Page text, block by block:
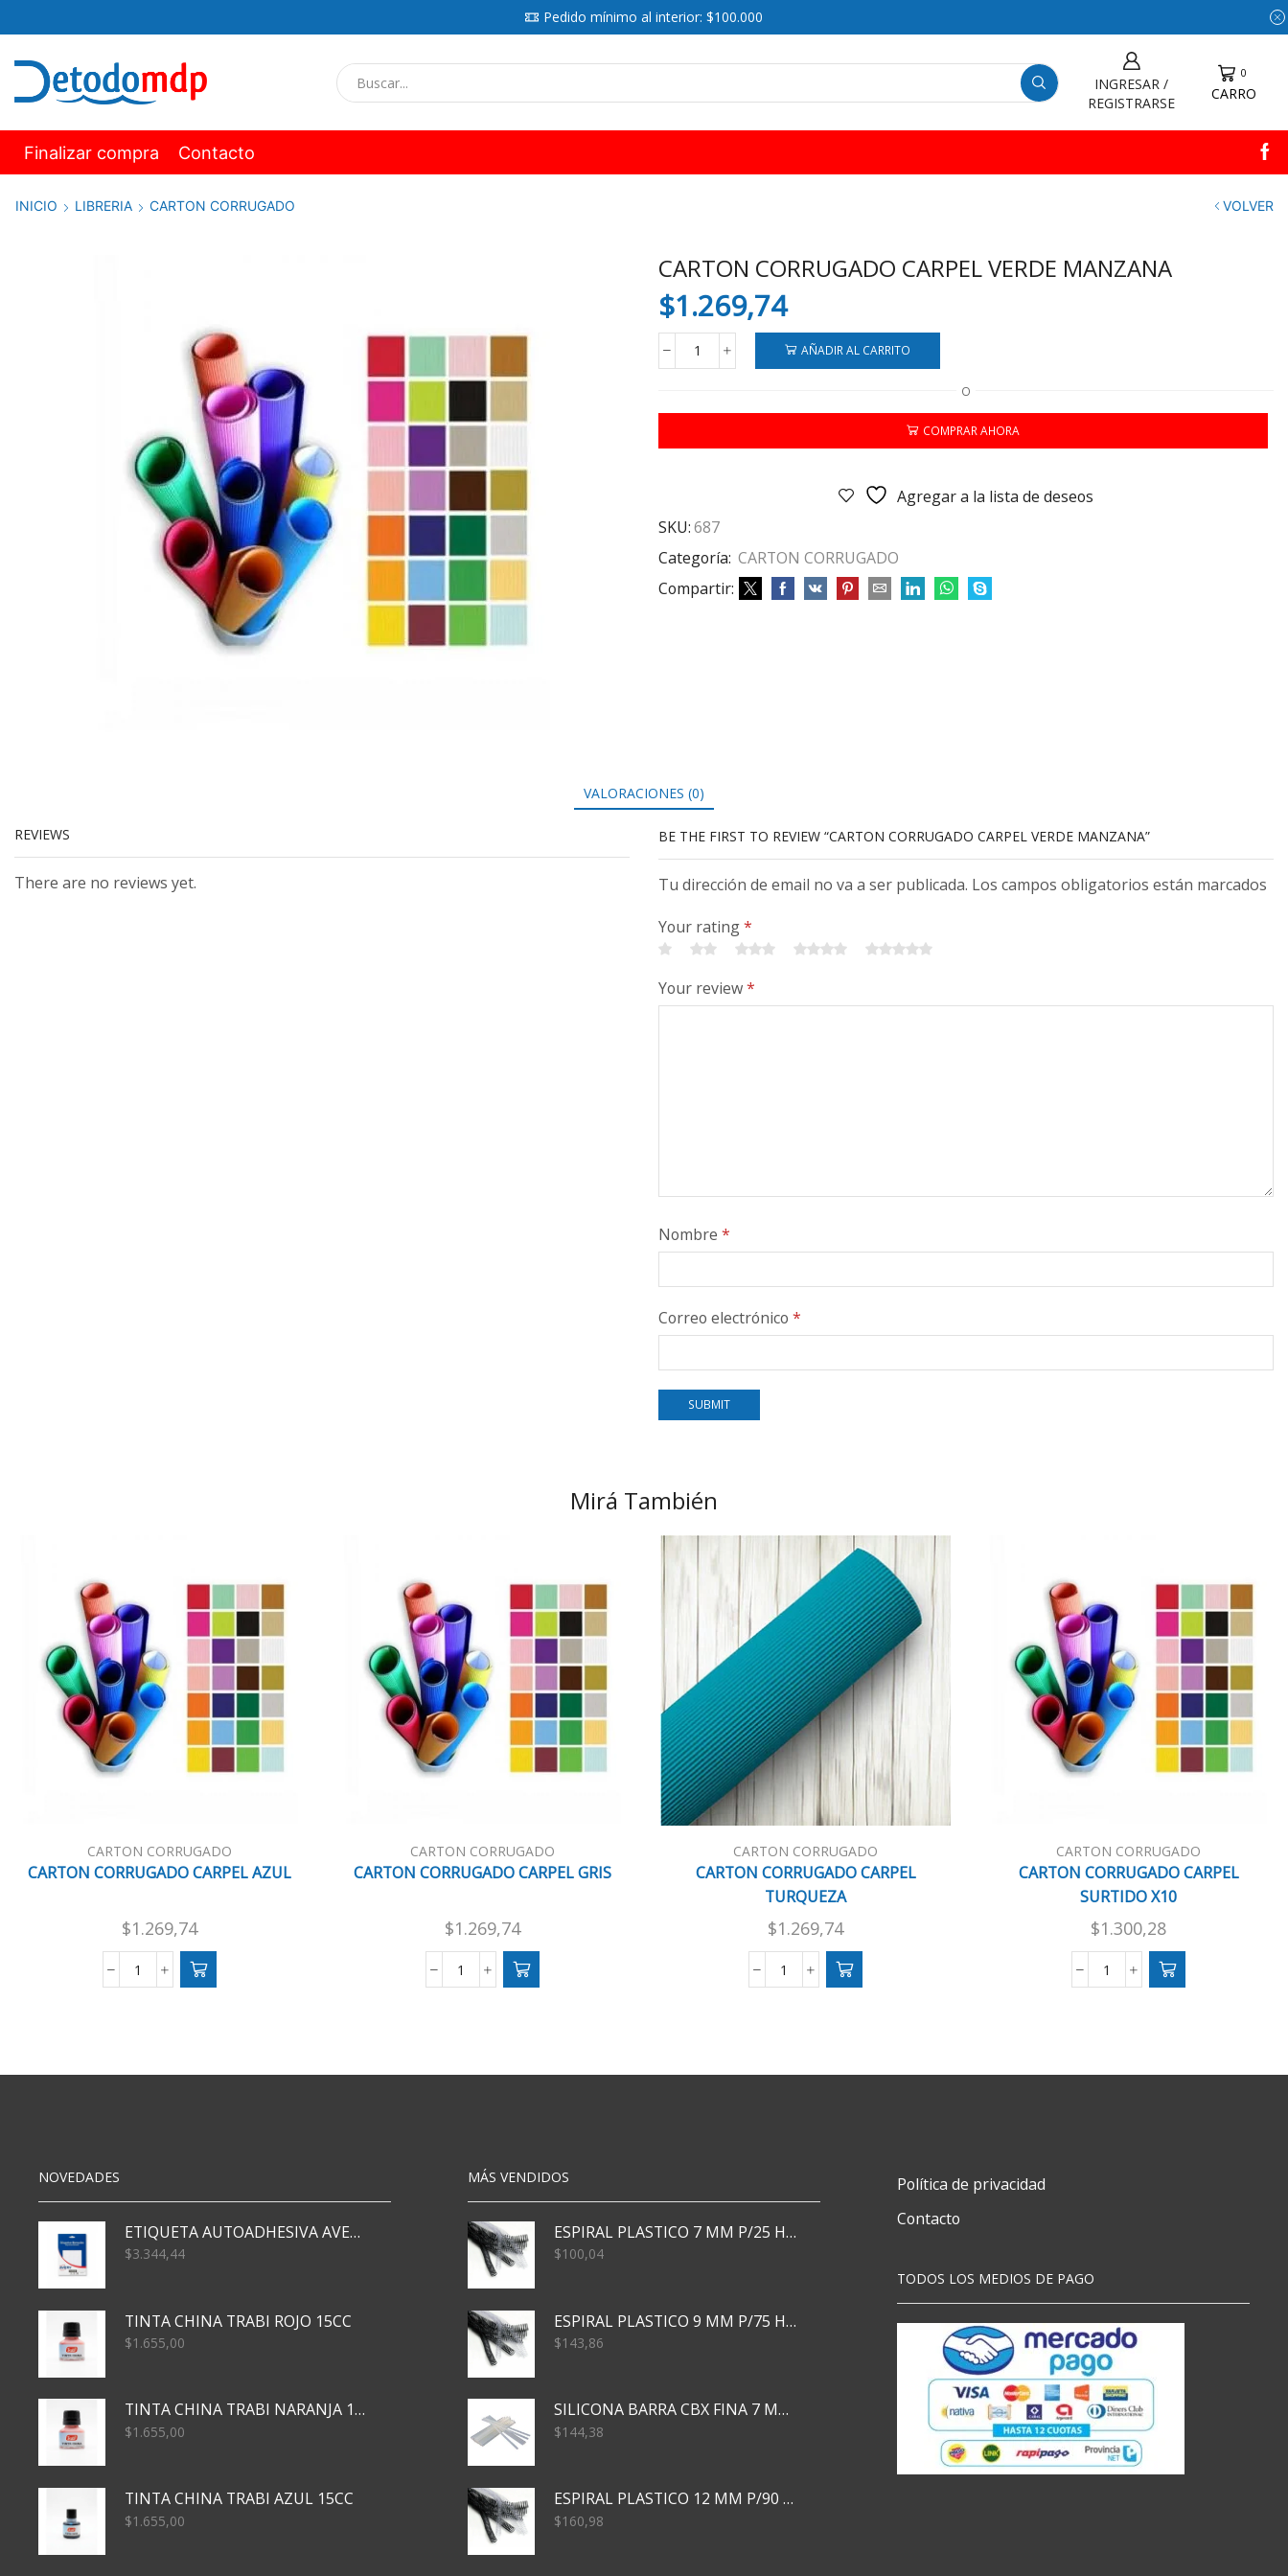
Pedido mínimo al interior: $100.000
INGRESAR /
REGISTRARSE
0
CARRO
Finalizar compra Contacto
INICIO LIBRERIA CARTON CORRUGADO VOLVER
CARTON CORRUGADO CARPEL VERDE MANZANA
$1.269,74
CARTON
VERDE
cantidad
AÑADIR AL CARRITO
O
COMPRAR AHORA
Agregar a la lista de deseos
SKU:687
Categoría: CARTON CORRUGADO
Compartir:
VALORACIONES (0)
REVIEWS
There are no reviews yet.
BE THE FIRST TO REVIEW “CARTON CORRUGADO CARPEL VERDE MANZANA”
Tu dirección de email no va a ser publicada. Los campos obligatorios están marcados
Your rating*
Your review*
Nombre *
Correo electrónico *
Mirá También
CARTON CORRUGADO
CARTON CORRUGADO CARPEL AZUL
$1.269,74
CARTON
CARTON CORRUGADO
CARTON CORRUGADO CARPEL GRIS
$1.269,74
CARTON
CARTON CORRUGADO
CARTON CORRUGADO CARPEL
TURQUEZA
$1.269,74
CARTON
CARTON CORRUGADO
CARTON CORRUGADO CARPEL
SURTIDO X10
$1.300,28
CARTON
cantidad
NOVEDADES
ETIQUETA AUTOADHESIVA AVERY 3026 30H 20 X 70
$3.344,44
TINTA CHINA TRABI ROJO 15CC
$1.655,00
TINTA CHINA TRABI NARANJA 15CC
$1.655,00
TINTA CHINA TRABI AZUL 15CC
$1.655,00
MÁS VENDIDOS
ESPIRAL PLASTICO 7 MM P/25 HJS X50x3000
$100,04
ESPIRAL PLASTICO 9 MM P/75 HJS X50X2400
$143,86
SILICONA BARRA CBX FINA 7 MM 28 CM
$144,38
ESPIRAL PLASTICO 12 MM P/90 HJS X50X1500
$160,98
Política de privacidad
Contacto
TODOS LOS MEDIOS DE PAGO